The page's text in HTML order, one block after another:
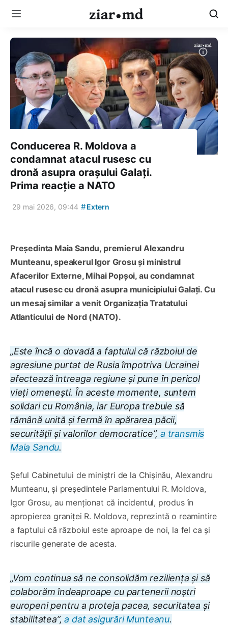
Conducerea R. Moldova a
condamnat atacul rusesc cu
dronă asupra orașului Galați.
Prima reacție a NATO
29 mai 2026, 09:44 #Extern
Președinta Maia Sandu, premierul Alexandru
Munteanu, speakerul Igor Grosu și ministrul
Afacerilor Externe, Mihai Popșoi, au condamnat
atacul rusesc cu dronă asupra municipiului Galați. Cu
un mesaj similar a venit Organizația Tratatului
Atlanticului de Nord (NATO).
„Este încă o dovadă a faptului că războiul de
agresiune purtat de Rusia împotriva Ucrainei
afectează întreaga regiune și pune în pericol
vieți omenești. În aceste momente, suntem
solidari cu România, iar Europa trebuie să
rămână unită și fermă în apărarea păcii,
securității și valorilor democratice”, a transmis
Maia Sandu.
Șeful Cabinetului de miniștri de la Chișinău, Alexandru
Munteanu, și președintele Parlamentului R. Moldova,
Igor Grosu, au menționat că incidentul, produs în
apropierea graniței R. Moldova, reprezintă o reamintire
a faptului că războiul este aproape de noi, la fel ca și
riscurile generate de acesta.
„Vom continua să ne consolidăm reziliența și să
colaborăm îndeaproape cu partenerii noștri
europeni pentru a proteja pacea, securitatea și
stabilitatea”,a dat asigurări Munteanu.